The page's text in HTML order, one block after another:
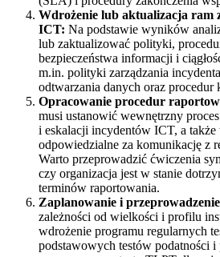
Wdrożenie lub aktualizacja ram
ICT: Na podstawie wyników
lub zaktualizować polityki,
bezpieczeństwa informacji i
m.in. polityki zarządzania
odtwarzania danych oraz
Opracowanie procedur
musi ustanowić wewnętrzny
i eskalacji incydentów ICT, a
odpowiedzialne za komunikację z
Warto przeprowadzić ćwiczenia
czy organizacja jest w stanie
terminów raportowania.
Zaplanowanie i
zależności od wielkości i profilu
wdrożenie programu regularnych
podstawowych testów podatności i